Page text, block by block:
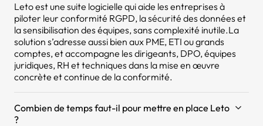
Leto est une suite logicielle qui aide les entreprises à
piloter leur conformité RGPD, la sécurité des données et
la sensibilisation des équipes, sans complexité inutile.La
solution s’adresse aussi bien aux PME, ETI ou grands
comptes, et accompagne les dirigeants, DPO, équipes
juridiques, RH et techniques dans la mise en œuvre
concrète et continue de la conformité.
Combien de temps faut-il pour mettre en place Leto
?